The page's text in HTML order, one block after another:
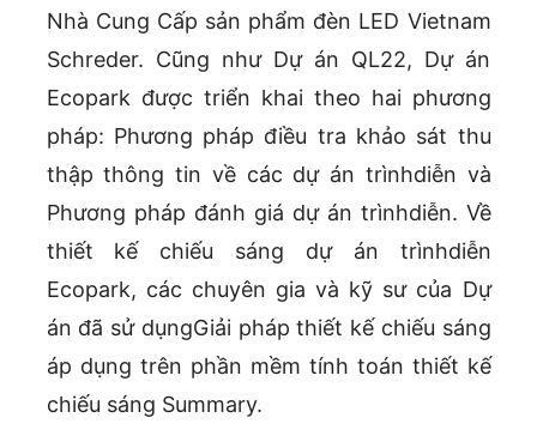
Nhà Cung Cấp sản phẩm đèn LED Vietnam
Schreder. Cũng như Dự án QL22, Dự án
Ecopark được triển khai theo hai phương
pháp: Phương pháp điều tra khảo sát thu
thập thông tin về các dự án trìnhdiễn và
Phương pháp đánh giá dự án trìnhdiễn. Về
thiết kế chiếu sáng dự án trìnhdiễn
Ecopark, các chuyên gia và kỹ sư của Dự
án đã sử dụngGiải pháp thiết kế chiếu sáng
áp dụng trên phần mềm tính toán thiết kế
chiếu sáng Summary.